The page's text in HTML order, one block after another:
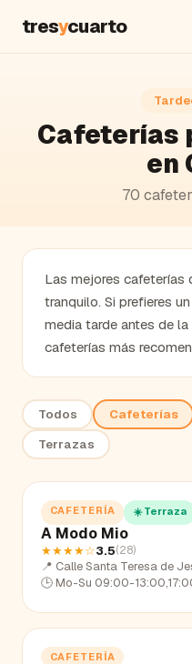
tresycuarto
Cafeterías
en
70
Las mejores cafeterías
tranquilo. Si prefieres
media tarde antes de
cafeterías más
Todos Cafeterías
Terrazas
CAFETERÍA ☀️ Terraza
A Modo Mio
★★★★☆3.5(28)
📍 Calle Santa Teresa de
🕒 Mo-Su 09:00-
CAFETERÍA